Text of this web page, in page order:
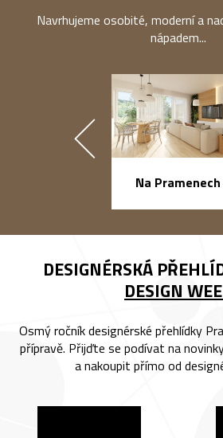
Navrhujeme osobité, moderní a
nápadem...
Na Pramenech
DESIGNÉRSKÁ
DESIGN
Osmý ročník designérské přehlídky
přípravě. Přijďte se podívat na
a nakoupit přímo od